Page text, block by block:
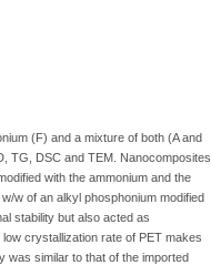
(F) and a mixture of both (A and
TG, DSC and TEM. Nanocomposites
with the ammonium and the
w of an alkyl phosphonium modified
stability but also acted as
crystallization rate of PET makes
was similar to that of the imported